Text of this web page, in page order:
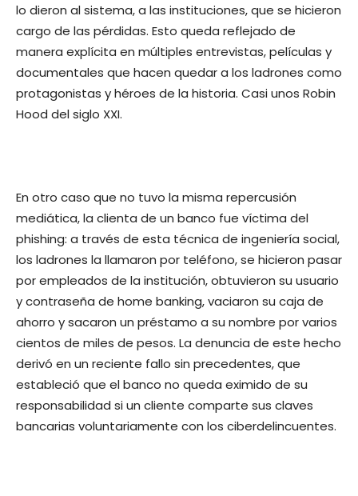
lo dieron al sistema, a las instituciones, que se hicieron
cargo de las pérdidas. Esto queda reflejado de
manera explícita en múltiples entrevistas, películas y
documentales que hacen quedar a los ladrones como
protagonistas y héroes de la historia. Casi unos Robin
Hood del siglo XXI.
En otro caso que no tuvo la misma repercusión
mediática, la clienta de un banco fue víctima del
phishing: a través de esta técnica de ingeniería social,
los ladrones la llamaron por teléfono, se hicieron pasar
por empleados de la institución, obtuvieron su usuario
y contraseña de home banking, vaciaron su caja de
ahorro y sacaron un préstamo a su nombre por varios
cientos de miles de pesos. La denuncia de este hecho
derivó en un reciente fallo sin precedentes, que
estableció que el banco no queda eximido de su
responsabilidad si un cliente comparte sus claves
bancarias voluntariamente con los ciberdelincuentes.